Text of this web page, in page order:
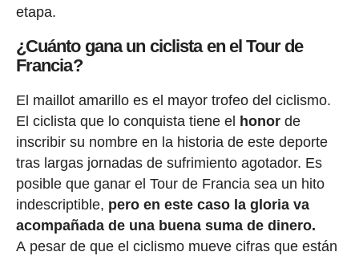
etapa.
¿Cuánto gana un ciclista en el Tour de
Francia?
El maillot amarillo es el mayor trofeo del ciclismo.
El ciclista que lo conquista tiene el honorde
inscribir su nombre en la historia de este deporte
tras largas jornadas de sufrimiento agotador. Es
posible que ganar el Tour de Francia sea un hito
indescriptible, pero en este caso la gloria va
acompañada de una buena suma de dinero.
A pesar de que el ciclismo mueve cifras que están